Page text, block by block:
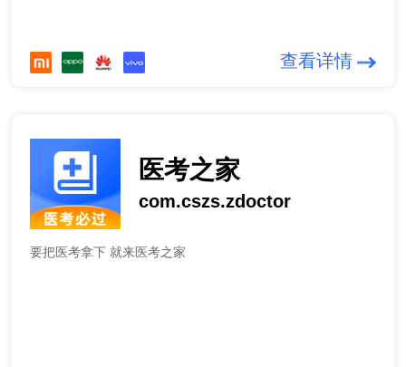
查看详情
医考之家
com.cszs.zdoctor
要把医考拿下 就来医考之家